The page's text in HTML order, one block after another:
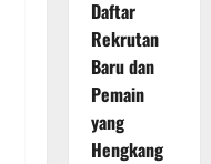
Daftar
Rekrutan
Baru dan
Pemain
yang
Hengkang